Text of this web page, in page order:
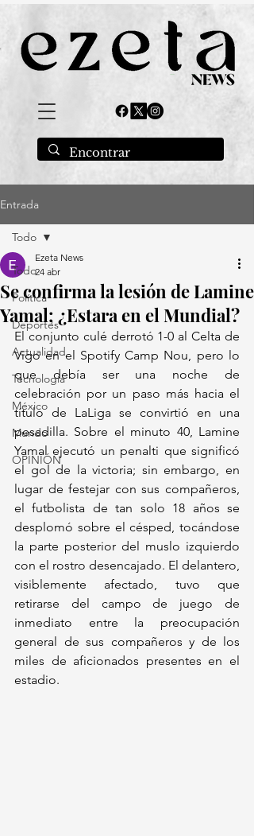
Entrada
Todo
Política
Deportes
Actualidad
Tecnología
México
Mundo
OPINIÓN
Todo
Se confirma la lesión de Lamine
Yamal; ¿Estara en el Mundial?
Ezeta News
24 abr
El conjunto culé derrotó 1-0 al Celta de
Vigo en el Spotify Camp Nou, pero lo
que debía ser una noche de
celebración por un paso más hacia el
título de LaLiga se convirtió en una
pesadilla. Sobre el minuto 40, Lamine
Yamal ejecutó un penalti que significó
el gol de la victoria; sin embargo, en
lugar de festejar con sus compañeros,
el futbolista de tan solo 18 años se
desplomó sobre el césped, tocándose
la parte posterior del muslo izquierdo
con el rostro desencajado. El delantero,
visiblemente afectado, tuvo que
retirarse del campo de juego de
inmediato entre la preocupación
general de sus compañeros y de los
miles de aficionados presentes en el
estadio.